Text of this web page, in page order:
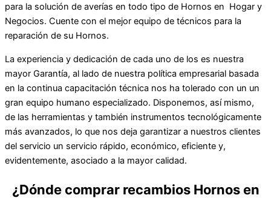
para la solución de averías en todo tipo de Hornos en Hogar y
Negocios. Cuente con el mejor equipo de técnicos para la
reparación de su Hornos.
La experiencia y dedicación de cada uno de los es nuestra
mayor Garantía, al lado de nuestra política empresarial basada
en la continua capacitación técnica nos ha tolerado con un un
gran equipo humano especializado. Disponemos, así mismo,
de las herramientas y también instrumentos tecnológicamente
más avanzados, lo que nos deja garantizar a nuestros clientes
del servicio un servicio rápido, económico, eficiente y,
evidentemente, asociado a la mayor calidad.
¿Dónde comprar recambios Hornos en